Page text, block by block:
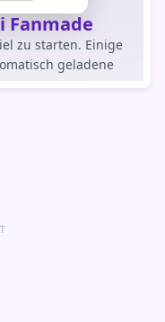
Fanmade
zu starten. Einige
geladene